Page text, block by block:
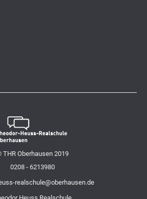
THR Oberhausen 2019
0208 - 6213980
realschule@oberhausen.de